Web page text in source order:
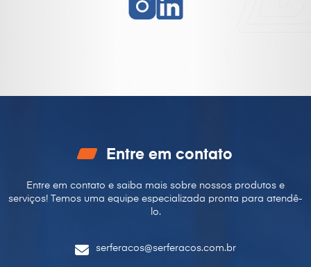
Entre em contato
Entre em contato e saiba mais sobre nossos produtos e
serviços! Temos uma equipe especializada pronta para atendê-
lo.
serferacos@serferacos.com.br